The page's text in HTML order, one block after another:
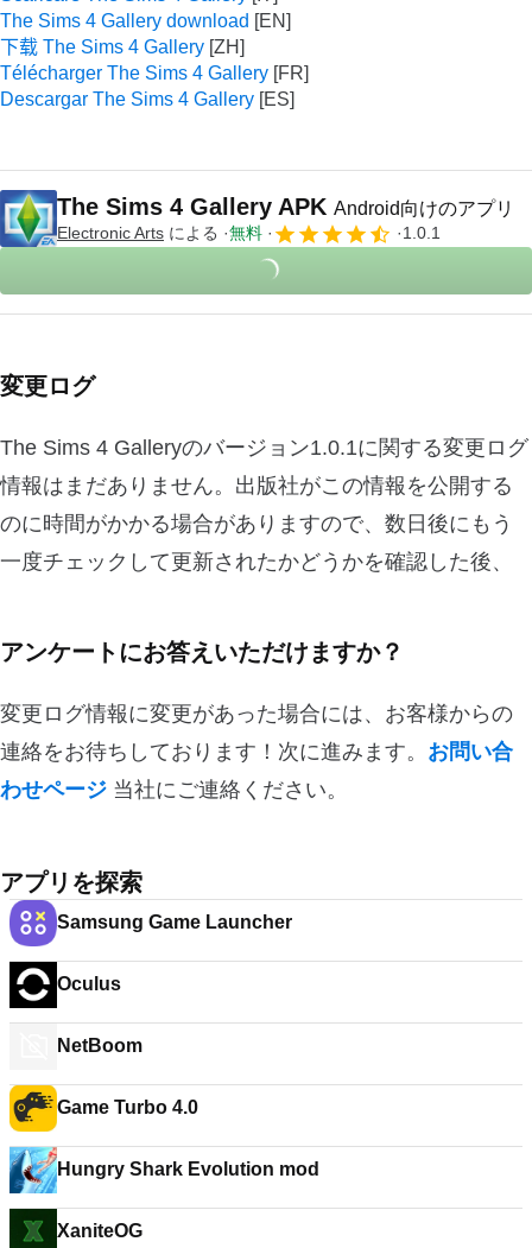
The Sims 4 Gallery download
下载 The Sims 4 Gallery
Télécharger The Sims 4 Gallery
Descargar The Sims 4 Gallery
The Sims 4 Gallery APK Android向けのアプリ
Electronic Arts による 無料 1.0.1
変更ログ
The Sims 4 Galleryのバージョン1.0.1に関する変更ログ
情報はまだありません。出版社がこの情報を公開する
のに時間がかかる場合がありますので、数日後にもう
一度チェックして更新されたかどうかを確認した後、
アンケートにお答えいただけますか？
変更ログ情報に変更があった場合には、お客様からの
連絡をお待ちしております！次に進みます。 お問い合
わせページ 当社にご連絡ください。
アプリを探索
Samsung Game Launcher
Oculus
NetBoom
Game Turbo 4.0
Hungry Shark Evolution mod
XaniteOG